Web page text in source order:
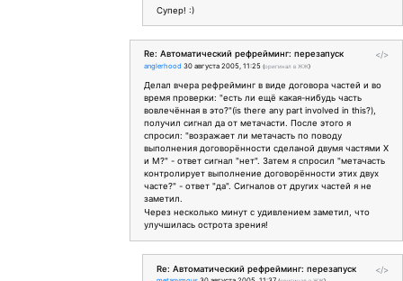
Супер! :)
</>
Re: Автоматический рефрейминг: перезапуск
anglerhood 30 августа 2005, 11:25 (оригинал в ЖЖ)
Делал вчера рефрейминг в виде договора частей и во
время проверки: "есть ли ещё какая-нибудь часть
вовлечённая в это?"(is there any part involved in this?),
получил сигнал да от метачасти. После этого я
спросил: "возражает ли метачасть по поводу
выполнения договорённости сделаной двумя частями Х
и М?" - ответ сигнал "нет". Затем я спросил "метачасть
контролирует выполнение договорённости этих двух
часте?" - ответ "да". Сигналов от других частей я не
заметил.
Через несколько минут с удивлением заметил, что
улучшилась острота зрения!
</>
Re: Автоматический рефрейминг: перезапуск